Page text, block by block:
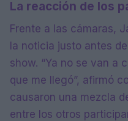
La reacción de los
Frente a las cámaras,
la noticia justo antes
show. “Ya no se van a
que me llegó”, afirmó
causaron una mezcla
entre los otros